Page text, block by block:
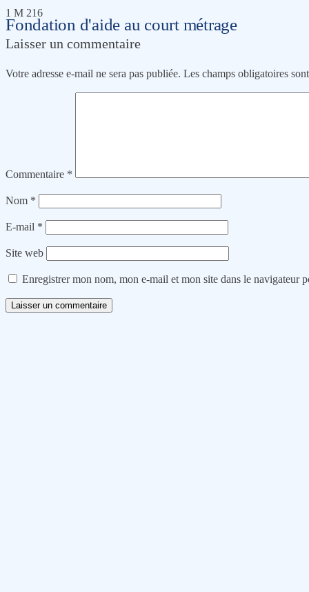
Fondation d'aide au court métrage
1 M 216
Laisser un commentaire
Votre adresse e-mail ne sera pas publiée. Les champs obligatoires
Commentaire *
Nom *
E-mail *
Site web
Enregistrer mon nom, mon e-mail et mon site dans le navigateur